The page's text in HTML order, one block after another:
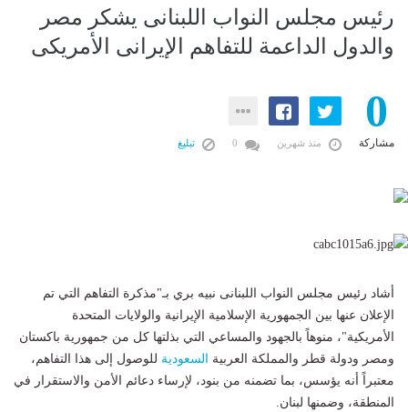
رئيس مجلس النواب اللبنانى يشكر مصر
والدول الداعمة للتفاهم الإيرانى الأمريكى
0
مشاركة منذ شهرين تبليغ
أشاد رئيس مجلس النواب اللبنانى نبيه بري بـ"مذكرة التفاهم التي تم
الإعلان عنها بين الجمهورية الإسلامية الإيرانية والولايات المتحدة
الأمريكية"، منوهاً بالجهود والمساعي التي بذلتها كل من جمهورية باكستان
ومصر ودولة قطر والمملكة العربية
السعودية للوصول إلى هذا التفاهم،
معتبراً أنه يؤسس، بما تضمنه من بنود، لإرساء دعائم الأمن والاستقرار في
المنطقة، وضمنها لبنان.